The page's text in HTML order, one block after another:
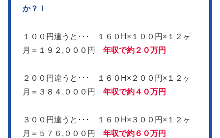
か？！
１００円違うと･･･ １６０H×１００円×１２ヶ
月＝１９２,０００円 年収で約２０万円
２００円違うと･･･ １６０H×２００円×１２ヶ
月＝３８４,０００円 年収で約４０万円
３００円違うと･･･ １６０H×３００円×１２ヶ
月＝５７６,０００円 年収で約 ６０万円